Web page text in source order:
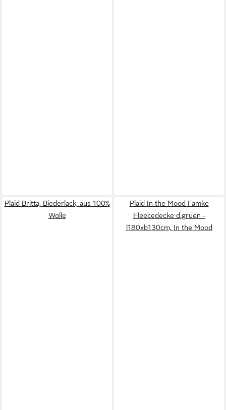
Plaid Britta, Biederlack, aus 100%
Wolle
Plaid In the Mood Famke
Fleecedecke d.gruen -
l180xb130cm, In the Mood